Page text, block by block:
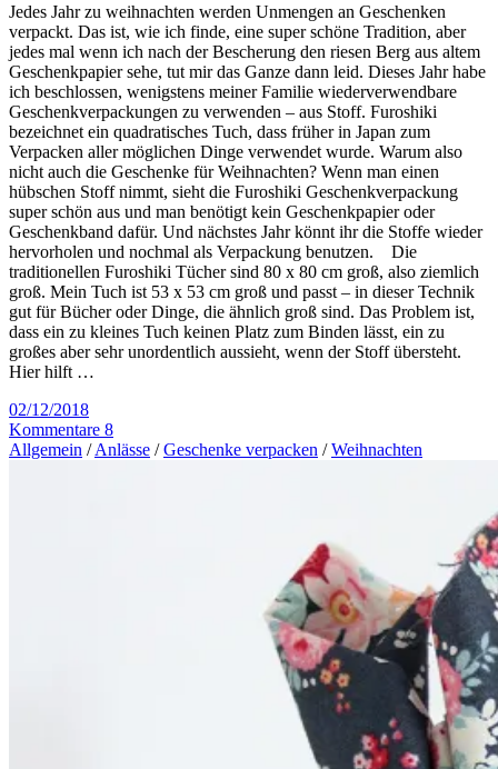
Jedes Jahr zu weihnachten werden Unmengen an Geschenken
verpackt. Das ist, wie ich finde, eine super schöne Tradition, aber
jedes mal wenn ich nach der Bescherung den riesen Berg aus altem
Geschenkpapier sehe, tut mir das Ganze dann leid. Dieses Jahr habe
ich beschlossen, wenigstens meiner Familie wiederverwendbare
Geschenkverpackungen zu verwenden – aus Stoff. Furoshiki
bezeichnet ein quadratisches Tuch, dass früher in Japan zum
Verpacken aller möglichen Dinge verwendet wurde. Warum also
nicht auch die Geschenke für Weihnachten? Wenn man einen
hübschen Stoff nimmt, sieht die Furoshiki Geschenkverpackung
super schön aus und man benötigt kein Geschenkpapier oder
Geschenkband dafür. Und nächstes Jahr könnt ihr die Stoffe wieder
hervorholen und nochmal als Verpackung benutzen. Die
traditionellen Furoshiki Tücher sind 80 x 80 cm groß, also ziemlich
groß. Mein Tuch ist 53 x 53 cm groß und passt – in dieser Technik
gut für Bücher oder Dinge, die ähnlich groß sind. Das Problem ist,
dass ein zu kleines Tuch keinen Platz zum Binden lässt, ein zu
großes aber sehr unordentlich aussieht, wenn der Stoff übersteht.
Hier hilft …
02/12/2018
Kommentare 8
Allgemein /Anlässe /Geschenke verpacken /Weihnachten